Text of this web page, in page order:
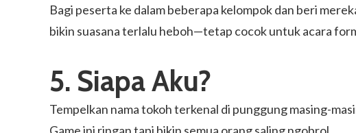
Bagi peserta ke dalam beberapa kelompok dan beri
bikin suasana terlalu heboh—tetap cocok untuk acara
5. Siapa Aku?
Tempelkan nama tokoh terkenal di punggung masing-